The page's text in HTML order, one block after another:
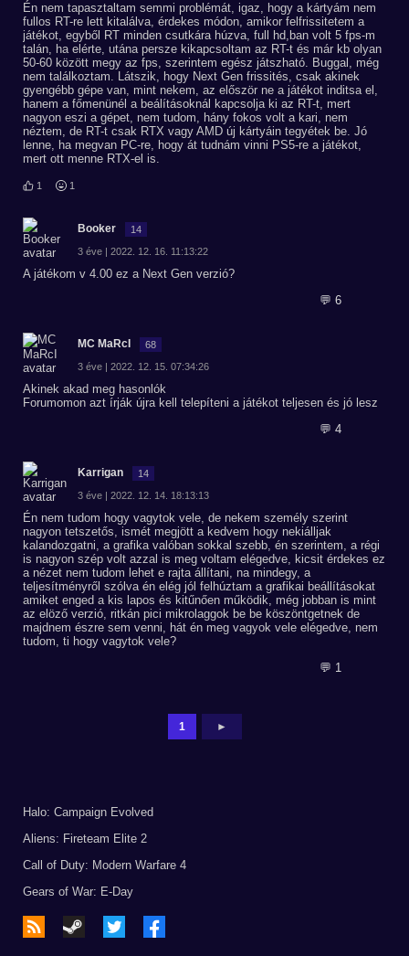
Én nem tapasztaltam semmi problémát, igaz, hogy a kártyám nem
fullos RT-re lett kitalálva, érdekes módon, amikor felfrissitetem a
játékot, egyből RT minden csutkára húzva, full hd,ban volt 5 fps-m
talán, ha elérte, utána persze kikapcsoltam az RT-t és már kb olyan
50-60 között megy az fps, szerintem egész játszható. Buggal, még
nem találkoztam. Látszik, hogy Next Gen frissités, csak akinek
gyengébb gépe van, mint nekem, az először ne a játékot inditsa el,
hanem a főmenünél a beálításoknál kapcsolja ki az RT-t, mert
nagyon eszi a gépet, nem tudom, hány fokos volt a kari, nem
néztem, de RT-t csak RTX vagy AMD új kártyáin tegyétek be. Jó
lenne, ha megvan PC-re, hogy át tudnám vinni PS5-re a játékot,
mert ott menne RTX-el is.
1 1
Booker 14
3 éve | 2022. 12. 16. 11:13:22
A játékom v 4.00 ez a Next Gen verzió?
💬 6
MC MaRcI 68
3 éve | 2022. 12. 15. 07:34:26
Akinek akad meg hasonlók
Forumomon azt írják újra kell telepíteni a játékot teljesen és jó lesz
💬 4
Karrigan 14
3 éve | 2022. 12. 14. 18:13:13
Én nem tudom hogy vagytok vele, de nekem személy szerint
nagyon tetszetős, ismét megjött a kedvem hogy nekiálljak
kalandozgatni, a grafika valóban sokkal szebb, én szerintem, a régi
is nagyon szép volt azzal is meg voltam elégedve, kicsit érdekes ez
a nézet nem tudom lehet e rajta állítani, na mindegy, a
teljesítményről szólva én elég jól felhúztam a grafikai beállításokat
amiket enged a kis lapos és kitűnően működik, még jobban is mint
az elöző verzió, ritkán pici mikrolaggok be be köszöntgetnek de
majdnem észre sem venni, hát én meg vagyok vele elégedve, nem
tudom, ti hogy vagytok vele?
💬 1
1 ►
Halo: Campaign Evolved
Aliens: Fireteam Elite 2
Call of Duty: Modern Warfare 4
Gears of War: E-Day